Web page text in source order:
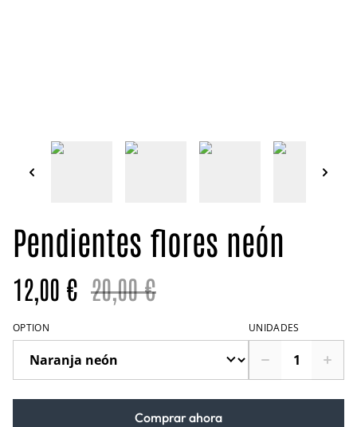
Pendientes flores neón
12,00 € 20,00 €
OPTION UNIDADES
Comprar ahora